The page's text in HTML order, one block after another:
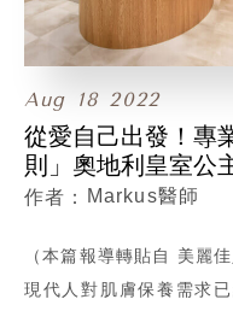
Aug 18 2022
從愛自己出發！專
則」奧地利皇室公
Markus醫師
（本篇報導轉貼自 美麗佳
現代人對肌膚保養需求